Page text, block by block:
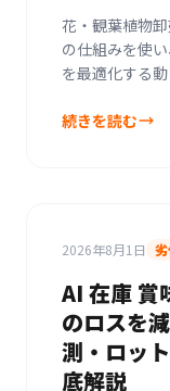
花・観葉植物
の仕組みを使
を最適化する
続きを読む
2026年8月1日
AI 在庫 賞
のロスを
測・ロッ
底解説